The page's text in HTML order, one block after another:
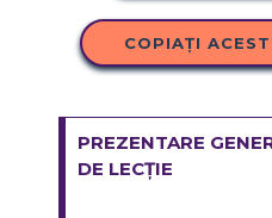
COPIAȚI
PREZENTARE
DE LECȚIE